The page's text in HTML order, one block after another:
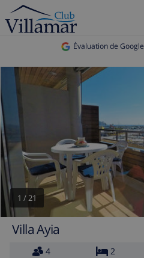
Évaluation de Google
1 /21
Villa Ayia
4
2